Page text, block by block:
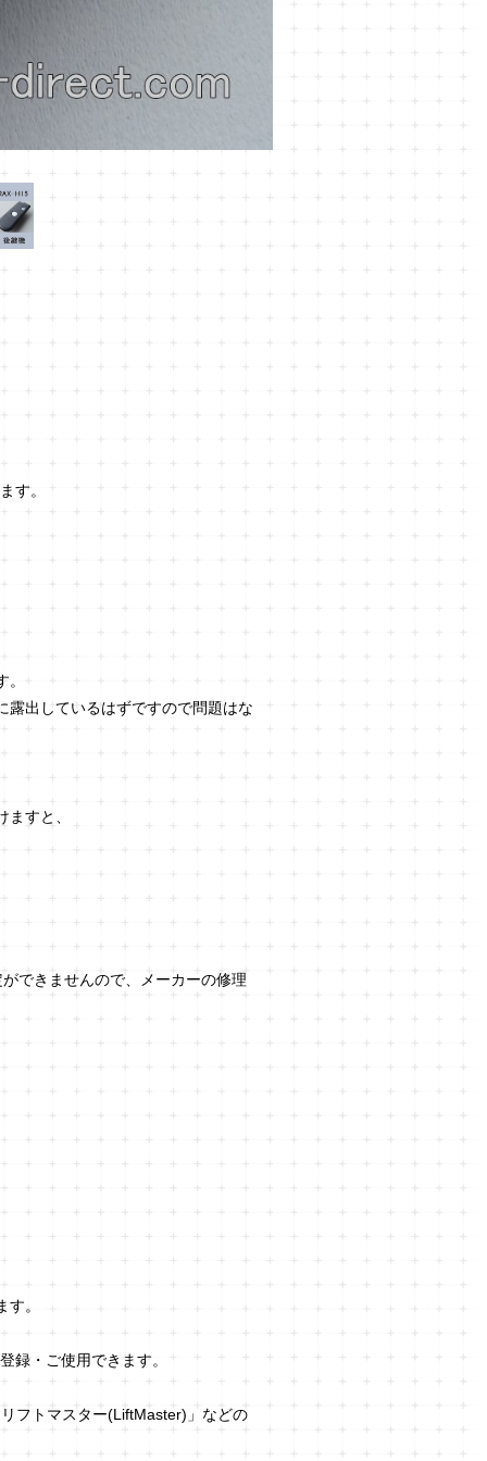
す。
露出しているはずですので問題はな
すと、
できませんので、メーカーの修理
。
録・ご使用できます。
フトマスター(LiftMaster)」などの